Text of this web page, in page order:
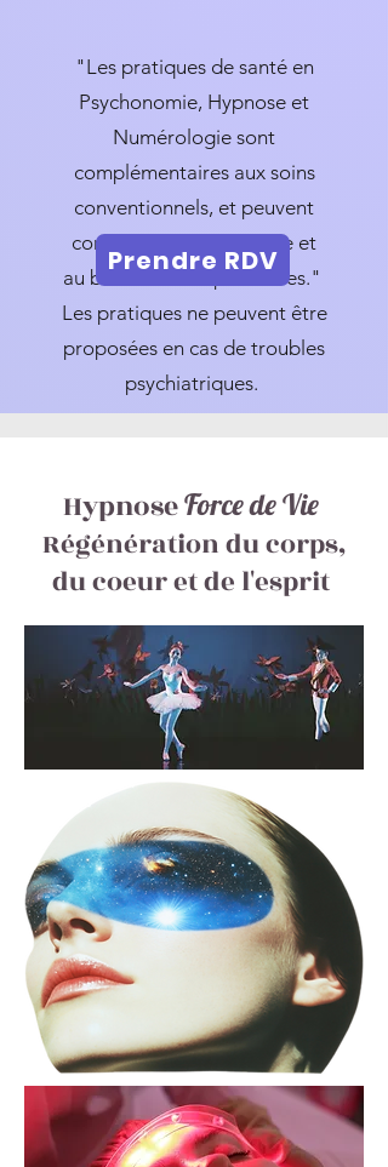
"Les pratiques de santé en
Psychonomie, Hypnose et
Numérologie sont
complémentaires aux soins
conventionnels, et peuvent
contribuer au mieux-être et
au bien-être des personnes."
Les pratiques ne peuvent être
proposées en cas de troubles
psychiatriques.
Prendre RDV
HypnoseForce de Vie
Régénération du corps,
du coeur et de l'esprit